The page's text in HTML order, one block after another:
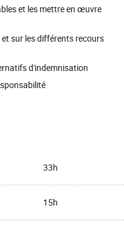
et les mettre en œuvre
sur les différents recours
d'indemnisation
33h
15h